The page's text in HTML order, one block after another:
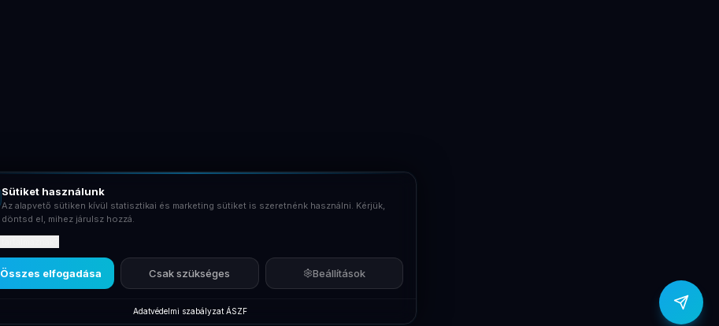
Sütiket használunk
Az alapvető sütiken kívül statisztikai és marketing sütiket is szeretnénk használni. Kérjük,
döntsd el, mihez járulsz hozzá.
Összes elfogadása Csak szükséges Beállítások
Adatvédelmi szabályzat· ÁSZF